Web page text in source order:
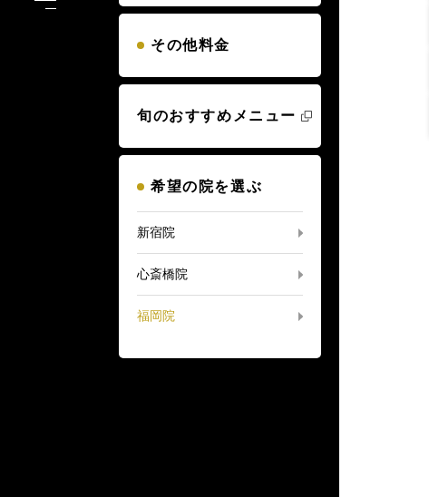
その他料金
旬のおすすめメニュー
希望の院を選ぶ
新宿院
心斎橋院
福岡院